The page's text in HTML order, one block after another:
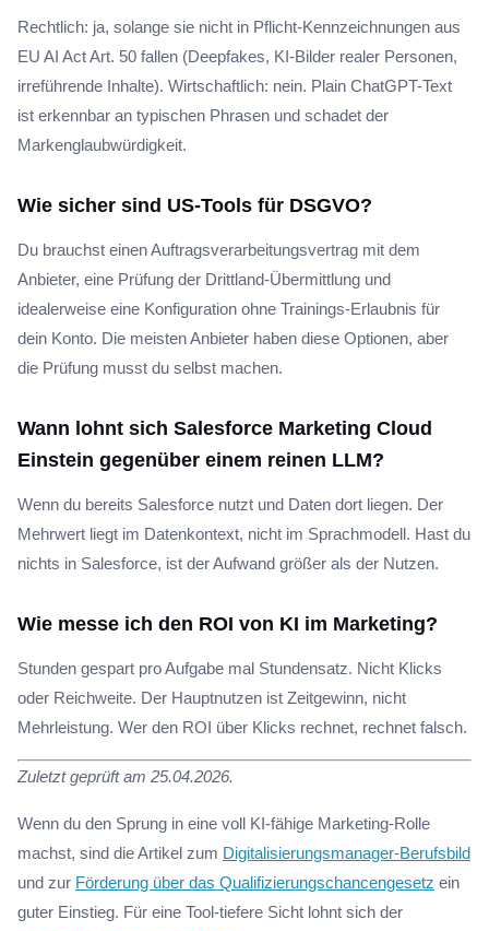
Rechtlich: ja, solange sie nicht in Pflicht-Kennzeichnungen aus
EU AI Act Art. 50 fallen (Deepfakes, KI-Bilder realer Personen,
irreführende Inhalte). Wirtschaftlich: nein. Plain ChatGPT-Text
ist erkennbar an typischen Phrasen und schadet der
Markenglaubwürdigkeit.
Wie sicher sind US-Tools für DSGVO?
Du brauchst einen Auftragsverarbeitungsvertrag mit dem
Anbieter, eine Prüfung der Drittland-Übermittlung und
idealerweise eine Konfiguration ohne Trainings-Erlaubnis für
dein Konto. Die meisten Anbieter haben diese Optionen, aber
die Prüfung musst du selbst machen.
Wann lohnt sich Salesforce Marketing Cloud
Einstein gegenüber einem reinen LLM?
Wenn du bereits Salesforce nutzt und Daten dort liegen. Der
Mehrwert liegt im Datenkontext, nicht im Sprachmodell. Hast du
nichts in Salesforce, ist der Aufwand größer als der Nutzen.
Wie messe ich den ROI von KI im Marketing?
Stunden gespart pro Aufgabe mal Stundensatz. Nicht Klicks
oder Reichweite. Der Hauptnutzen ist Zeitgewinn, nicht
Mehrleistung. Wer den ROI über Klicks rechnet, rechnet falsch.
Zuletzt geprüft am 25.04.2026.
Wenn du den Sprung in eine voll KI-fähige Marketing-Rolle
machst, sind die Artikel zum Digitalisierungsmanager-Berufsbild
und zur Förderung über das Qualifizierungschancengesetz ein
guter Einstieg. Für eine Tool-tiefere Sicht lohnt sich der